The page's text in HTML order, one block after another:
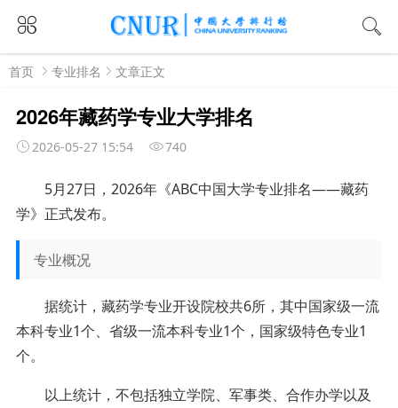
首页 专业排名 文章正文
2026年藏药学专业大学排名
2026-05-27 15:54 740
5月27日，2026年《ABC中国大学专业排名——藏药
学》正式发布。
专业概况
据统计，藏药学专业开设院校共6所，其中国家级一流
本科专业1个、省级一流本科专业1个，国家级特色专业1
个。
以上统计，不包括独立学院、军事类、合作办学以及